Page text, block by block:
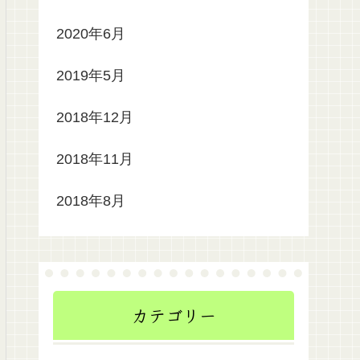
2020年6月
2019年5月
2018年12月
2018年11月
2018年8月
カテゴリー